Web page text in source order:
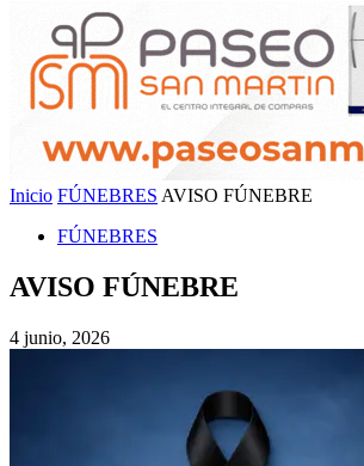
Inicio FÚNEBRES AVISO FÚNEBRE
FÚNEBRES
AVISO FÚNEBRE
4 junio, 2026